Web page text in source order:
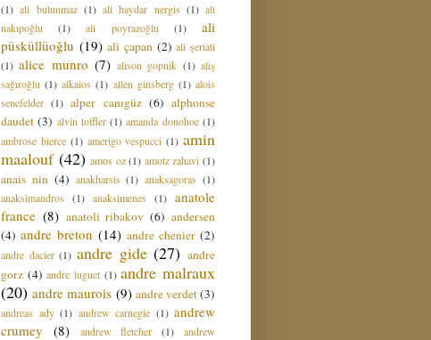
(1) ali bulunmaz (1) ali haydar nergis (1) ali
nakıpoğlu
(1) ali poyrazoğlu (1)
ali
püsküllüoğlu (19) ali çapan (2) ali şeriati
(1) alice munro (7) alison gopnik (1) aliş
sağıroğlu (1) alkaios (1) allen ginsberg (1) alois
senefelder (1) alper canıgüz (6) alphonse
daudet (3) alvin toffler (1) amanda donohoe (1)
ambrose bierce (1) amerigo vespucci (1) amin
maalouf (42) amos oz (1) amotz zahavi (1)
anais nin (4) anakharsis (1) anaksagoras (1)
anaksimandros
(1) anaksimenes (1) anatole
france (8) anatoli ribakov (6) andersen
(4) andre breton (14) andre chenier (2)
andre dacier (1) andre gide (27) andre
gorz (4) andre luguet (1) andre malraux
(20) andre maurois (9) andre verdet(3)
andreas ady (1) andrew carnegie (1) andrew
crumey
(8) andrew fletcher (1)
andrew